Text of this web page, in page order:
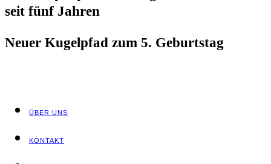
seit fünf Jahren
Neu­er Kugel­pfad zum 5. Geburtstag
ÜBER UNS
KON­TAKT